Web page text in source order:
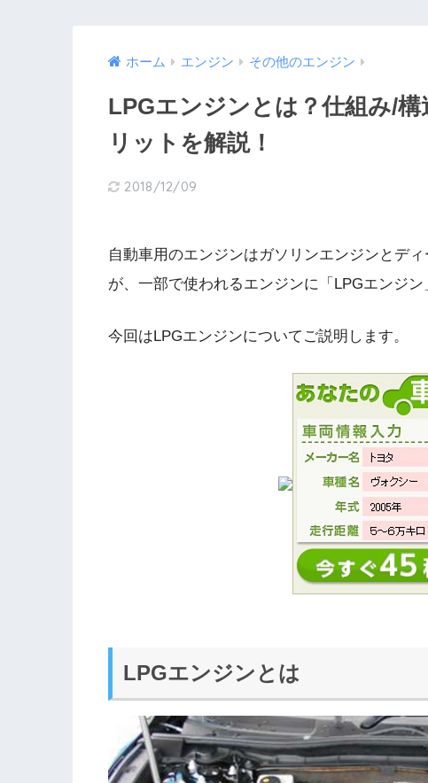
ホーム エンジン その他のエンジン
LPGエンジンとは？仕組み/
リットを解説！
2018/12/09
自動車用のエンジンはガソリンエンジンとデ
が、一部で使われるエンジンに「LPGエンジン
今回はLPGエンジンについてご説明します。
LPGエンジンとは